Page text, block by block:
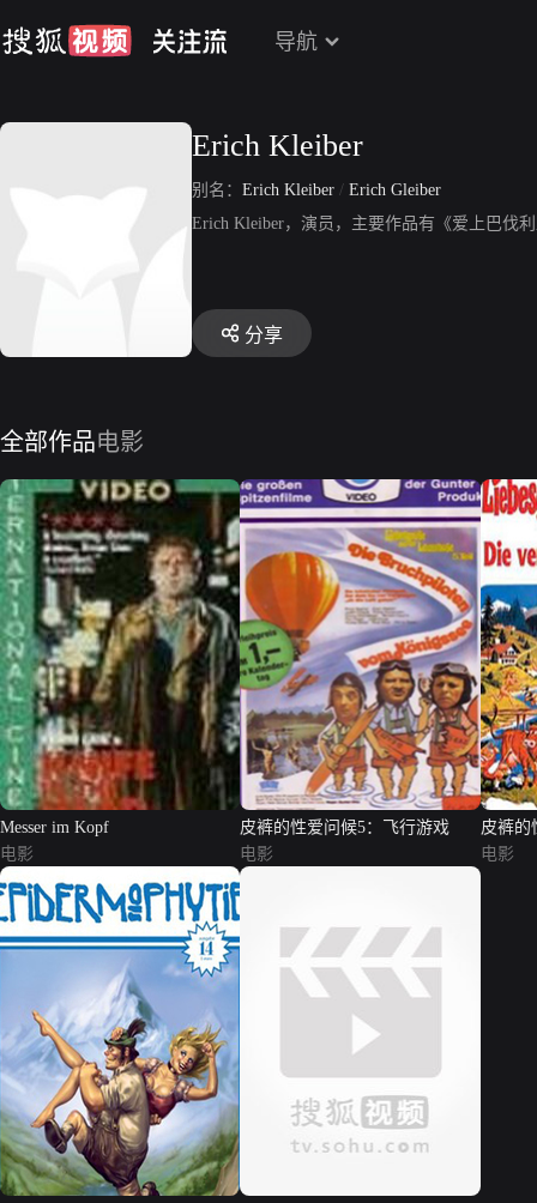
导航
Erich Kleiber
别名： Erich Kleiber / Erich Gleiber
Erich Kleiber，演员，主要作品有《爱上巴伐
分享
全部作品电影
Messer im Kopf
电影
皮裤的性爱问候5：飞行游戏
电影
皮裤的
之夜
电影